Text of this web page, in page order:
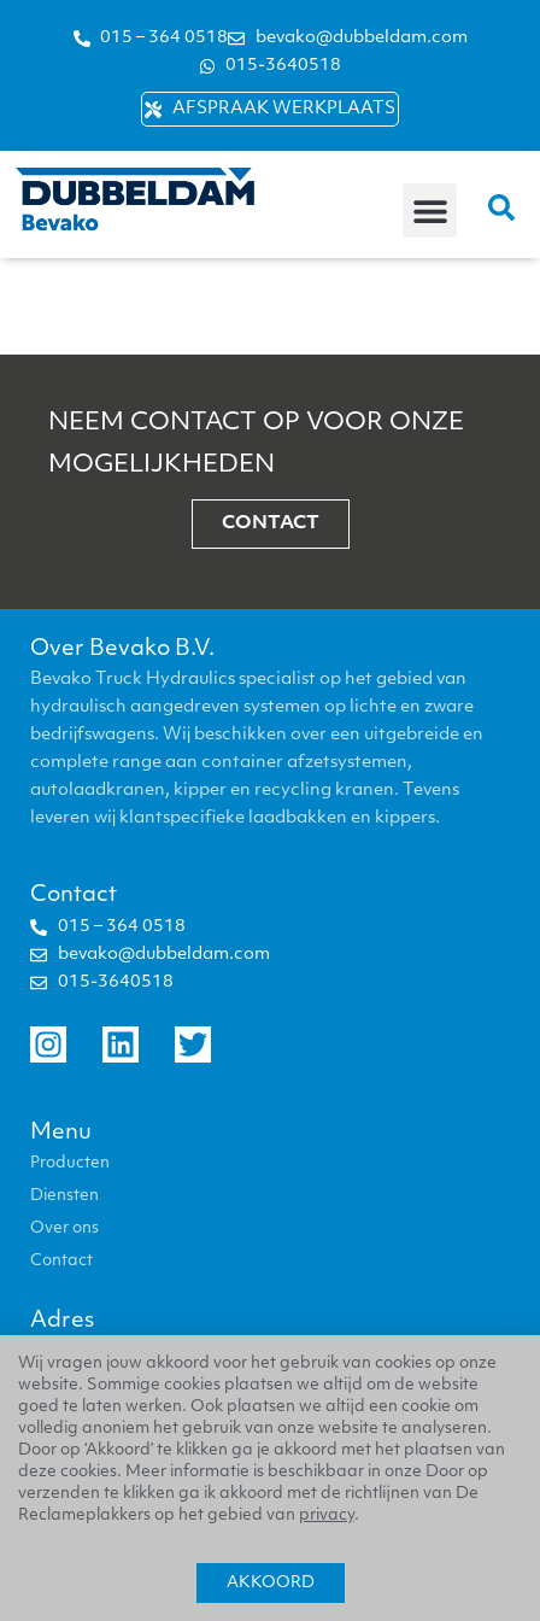
015 – 364 0518
bevako@dubbeldam.com
015-3640518
AFSPRAAK WERKPLAATS
NEEM CONTACT OP VOOR ONZE
MOGELIJKHEDEN
CONTACT
Over Bevako B.V.
Bevako Truck Hydraulics specialist op het gebied van
hydraulisch aangedreven systemen op lichte en zware
bedrijfswagens. Wij beschikken over een uitgebreide en
complete range aan container afzetsystemen,
autolaadkranen, kipper en recycling kranen. Tevens
leveren wij klantspecifieke laadbakken en kippers.
Contact
015 – 364 0518
bevako@dubbeldam.com
015-3640518
Menu
Producten
Diensten
Over ons
Contact
Adres
Distributieweg 68
2645 EJ Delfgauw
GOOGLE MAPS
Website door Studio Campo
Wij vragen jouw akkoord voor het gebruik van cookies op onze
website. Sommige cookies plaatsen we altijd om de website
goed te laten werken. Ook plaatsen we altijd een cookie om
volledig anoniem het gebruik van onze website te analyseren.
Door op ‘Akkoord’ te klikken ga je akkoord met het plaatsen van
deze cookies. Meer informatie is beschikbaar in onze Door op
verzenden te klikken ga ik akkoord met de richtlijnen van De
Reclameplakkers op het gebied van privacy.
AKKOORD